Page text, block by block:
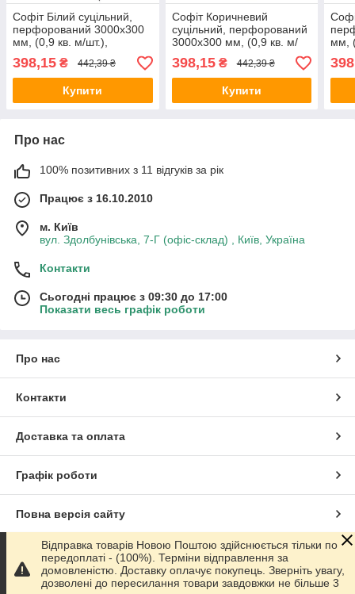
Софіт Білий суцільний,
перфорований 3000х300
мм, (0,9 кв. м/шт.),
"RAINWAY" Україна.
398,15 ₴ 442,39 ₴
Купити
Софіт Коричневий
суцільний, перфорований
3000х300 мм, (0,9 кв. м/
шт.), "RAINWAY" Україна.
398,15₴ 442,39 ₴
Купити
мм,
Про нас
100% позитивних з 11 відгуків за рік
Працює з 16.10.2010
м. Київ
вул. Здолбунівська, 7-Г (офіс-склад) , Київ, Україна
Контакти
Сьогодні працює з 09:30 до 17:00
Показати весь графік роботи
Про нас
Контакти
Доставка та оплата
Графік роботи
Повна версія сайту
Сайт створено на маркетплейсіProm.ua
Відправка товарів Новою Поштою здійснюється тільки по
передоплаті - (100%). Терміни відправлення за
домовленістю. Доставку оплачує покупець. Зверніть увагу,
дозволені до пересилання товари завдовжки не більше 3